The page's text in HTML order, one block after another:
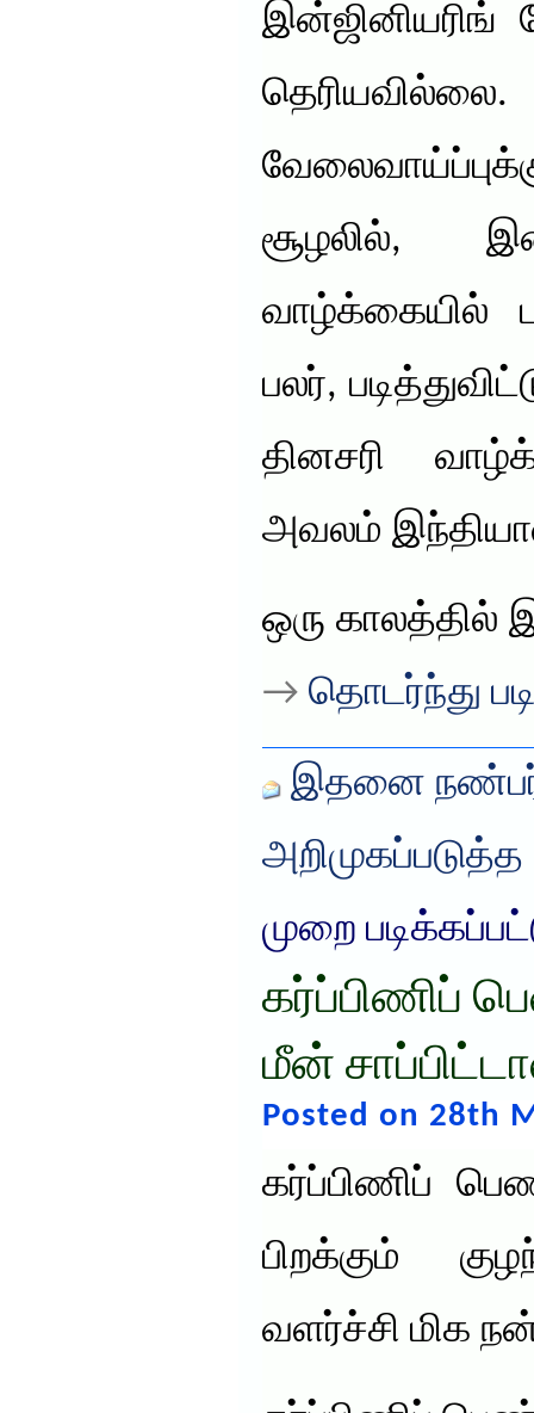
இன்ஜினியரிங்
சூழலில்,
வாழ்க்கையில்
பலர்,
தினசரி
அவலம்
ஒரு காலத்தில்
→ தொடர்ந்து
இதனை
அறிமுகப்படுத்த
முறை
கர்ப்பிணிப்
மீன்
Posted on 28th
கர்ப்பிணிப்
பிறக்கும்
வளர்ச்சி மிக